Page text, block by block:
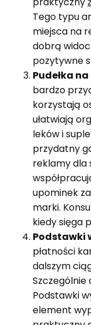
Tego typu
miejsca na
dobrą
pozytywne
Pudełka
bardzo
korzystają
ułatwiają
leków i
przydatny
reklamy dla
upominek
marki.
kiedy sięga
Podstawki
płatności
dalszym
Szczególnie
Podstawki
element